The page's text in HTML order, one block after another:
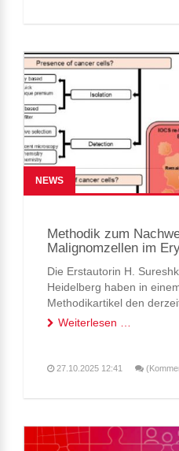
NEWS
Methodik zum
Malignomzellen im
Die Erstautorin H.
Heidelberg haben in
Methodikartikel den
zum Nachweis von
Weiterlesen …
27.10.2025 12:41